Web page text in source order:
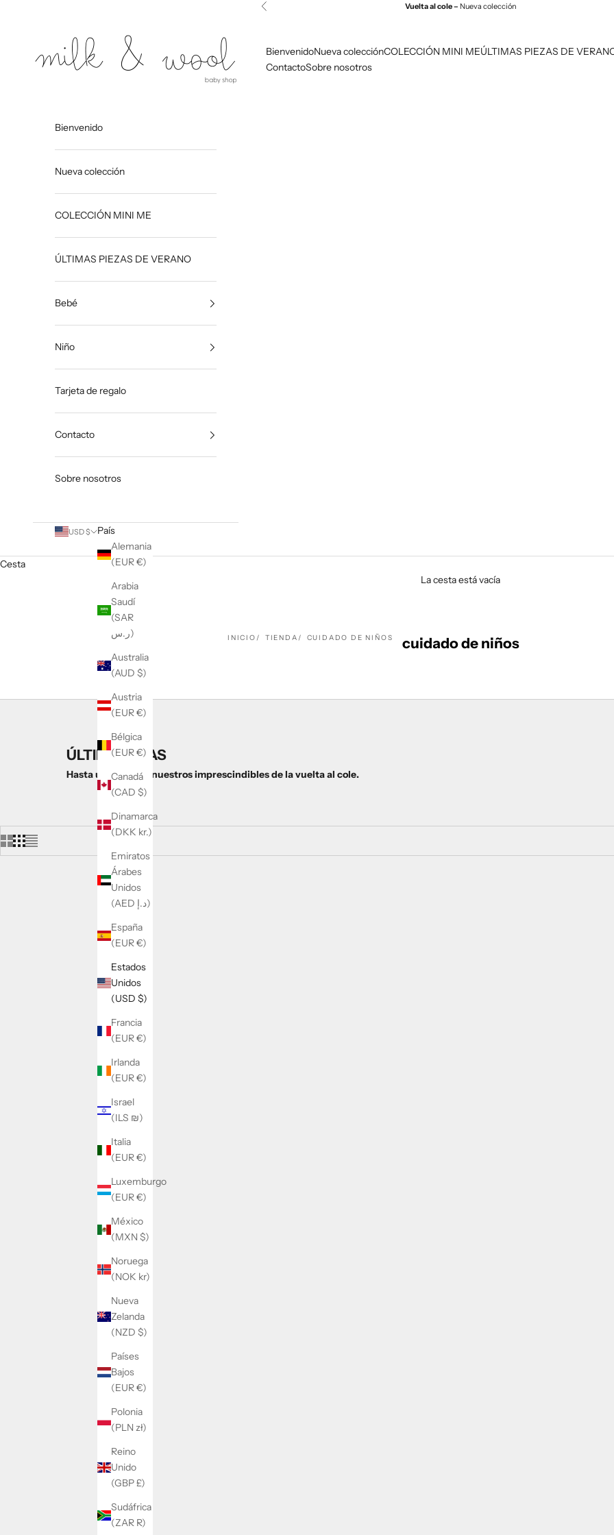
Anterior Vuelta al cole – Nueva colección
Milk and Wool
BienvenidoNueva colecciónCOLECCIÓN MINI MEÚLTIMAS PIEZAS DE
ContactoSobre nosotros
Bienvenido
Nueva colección
COLECCIÓN MINI ME
ÚLTIMAS PIEZAS DE VERANO
Bebé
Niño
Tarjeta de regalo
Contacto
Sobre nosotros
USD $
País
Alemania
(EUR €)
Arabia
Saudí
(SAR
ر.س)
Australia
(AUD $)
Austria
(EUR €)
Bélgica
(EUR €)
Canadá
(CAD $)
Dinamarca
(DKK kr.)
Emiratos
Árabes
Unidos
(AED د.إ)
España
(EUR €)
Estados
Unidos
(USD $)
Francia
(EUR €)
Irlanda
(EUR €)
Israel
(ILS ₪)
Italia
(EUR €)
Luxemburgo
(EUR €)
México
(MXN $)
Noruega
(NOK kr)
Nueva
Zelanda
(NZD $)
Países
Bajos
(EUR €)
Polonia
(PLN zł)
Reino
Unido
(GBP £)
Sudáfrica
(ZAR R)
Cesta
La cesta está vacía
INICIO TIENDA CUIDADO DE NIÑOS cuidado de niños
ÚLTIMOS DÍAS
Hasta un -50 % en nuestros imprescindibles de la vuelta al cole.
MUÑECO DE GANCHILLO NEVADA
PRECIO DE OFERTA
$37.00PRECIO NORMAL
$46.00
SONAJERO DE GANCHILLO NICO